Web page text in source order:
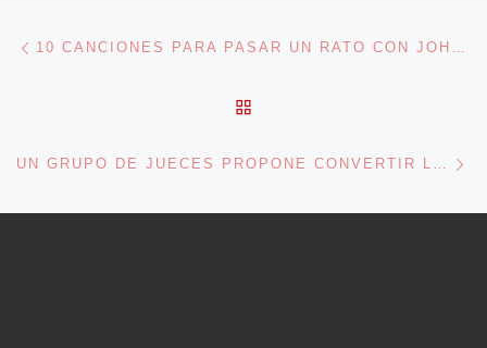
Navegación de entradas 10 CANCIONES PARA PASAR UN RATO CON JOHN LENNON